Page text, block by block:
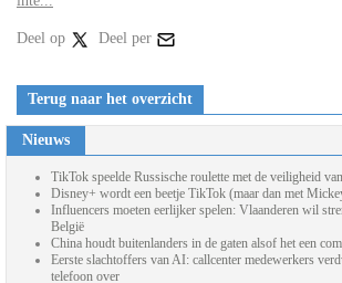
Deel op Deel per
Terug naar het overzicht
Nieuws
TikTok speelde Russische roulette met de veiligheid
Disney+ wordt een beetje TikTok (maar dan met
Influencers moeten eerlijker spelen: Vlaanderen wil
België
China houdt buitenlanders in de gaten alsof het een
Eerste slachtoffers van AI: callcenter medewerkers
telefoon over